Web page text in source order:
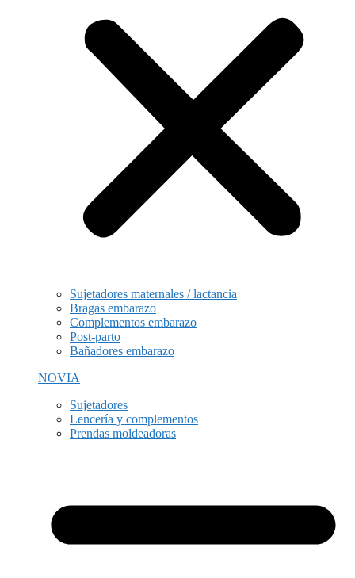
Sujetadores maternales / lactancia
Bragas embarazo
Complementos embarazo
Post-parto
Bañadores embarazo
NOVIA
Sujetadores
Lencería y complementos
Prendas moldeadoras